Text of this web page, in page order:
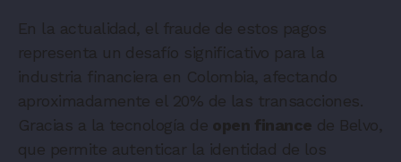
En la actualidad, el fraude de estos pagos
representa un desafío significativo para la
industria financiera en Colombia, afectando
aproximadamente el 20% de las transacciones.
Gracias a la tecnología de open finance de Belvo,
que permite autenticar la identidad de los